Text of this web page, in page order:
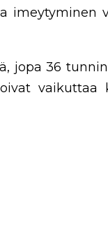
imeytyminen
jopa 36
vaikuttaa